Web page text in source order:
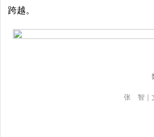
跨越。
张 智｜